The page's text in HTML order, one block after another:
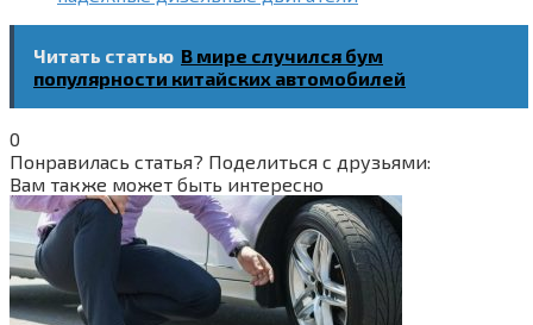
Читать статью В мире случился бум
популярности китайских автомобилей
0
Понравилась статья? Поделиться с друзьями:
Вам также может быть интересно